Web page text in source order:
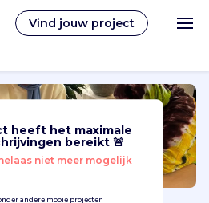
Vind jouw project
heeft het maximale
bereikt 🚨
niet meer mogelijk
andere mooie projecten